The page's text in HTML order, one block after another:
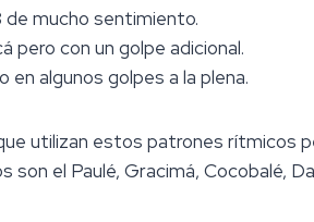
mucho sentimiento.
pero con un golpe adicional.
algunos golpes a la plena.
utilizan estos patrones rítmicos
el Paulé, Gracimá, Cocobalé,